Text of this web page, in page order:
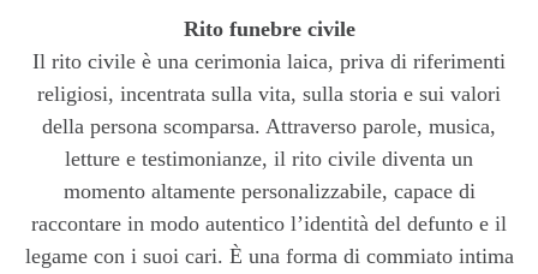
Rito funebre civile
Il rito civile è una cerimonia laica, priva di riferimenti
religiosi, incentrata sulla vita, sulla storia e sui valori
della persona scomparsa. Attraverso parole, musica,
letture e testimonianze, il rito civile diventa un
momento altamente personalizzabile, capace di
raccontare in modo autentico l’identità del defunto e il
legame con i suoi cari. È una forma di commiato intima